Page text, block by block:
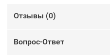
Отзывы (0)
Вопрос-Ответ